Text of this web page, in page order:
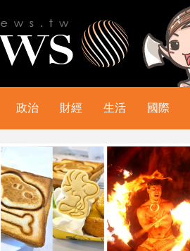
政治 財經 生活 國際